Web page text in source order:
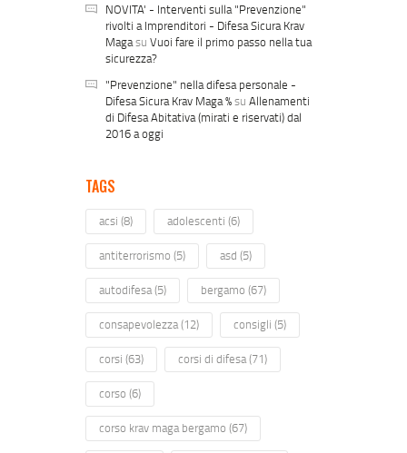
NOVITA' - Interventi sulla "Prevenzione"
rivolti a Imprenditori - Difesa Sicura Krav
MagasuVuoi fare il primo passo nella tua
sicurezza?
"Prevenzione" nella difesa personale -
Difesa Sicura Krav Maga %suAllenamenti
di Difesa Abitativa (mirati e riservati) dal
2016 a oggi
TAGS
acsi (8) adolescenti (6)
antiterrorismo (5) asd (5)
autodifesa(5) bergamo (67)
consapevolezza(12) consigli (5)
corsi (63) corsi di difesa(71)
corso (6)
corso krav maga bergamo (67)